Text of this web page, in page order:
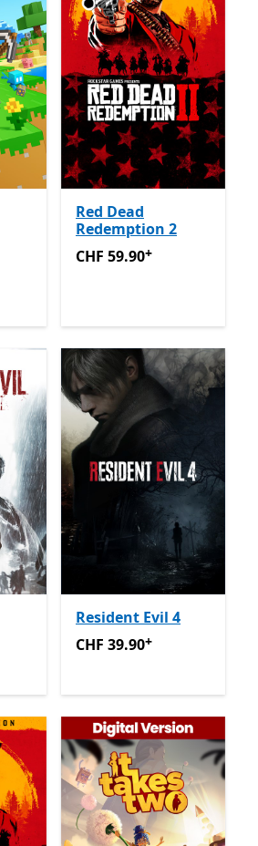
Pass
Avec des achats dans
Red Dead
Redemption 2
CHF 59.90Avec des achats
CHF 59.90+
achats dans l’application
Resident Evil 4
CHF 39.90Avec des achats
CHF 39.90+